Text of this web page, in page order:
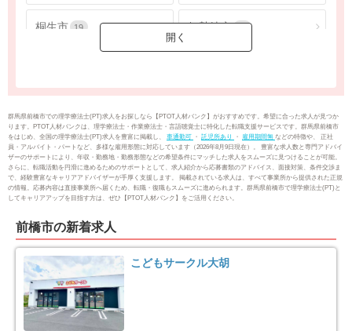
桐生市 19 伊勢崎市
富岡市 5 安中市 4
みどり市 8 北群馬郡榛東村 1
北群馬郡吉岡町
吾妻郡長野原町 2 吾妻郡草津町
吾妻郡高山村
群馬県前橋市での理学療法士(PT)求人をお探しなら【PTOT人材バンク】がおすすめです。希望に合った求人が見つか
ります。PTOT人材バンクは、理学療法士・作業療法士・言語聴覚士に特化した転職支援サービスです。群馬県前橋市
をはじめ、全国の理学療法士(PT)求人を豊富に掲載し、 車通勤可 ・ 託児所あり ・ 雇用期間無 などの特徴や、 正社
員・アルバイト・パートなど、多様な雇用形態に対応しています（2026年8月9日現在）。 豊富な求人数と専門アドバイ
ザーのサポートにより、年収・勤務地・勤務形態などの希望条件にマッチした求人をスムーズに見つけることが可能。
さらに、転職活動を円滑に進めるためのサポートとして、求人紹介から応募書類のアドバイス、面接対策、条件交渉ま
で、経験豊富なキャリアアドバイザーが手厚く支援します。 掲載されている求人は、すべて事業所から提供された正規
の情報。応募内容は直接事業所へ届くため、転職・復職もスムーズに進められます。群馬県前橋市で理学療法士(PT)と
してキャリアアップを目指す方は、ぜひ【PTOT人材バンク】をご活用ください。
前橋市の新着求人
こどもサークル大胡